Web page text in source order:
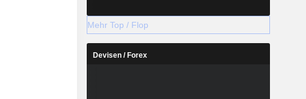
Mehr Top / Flop
Devisen / Forex